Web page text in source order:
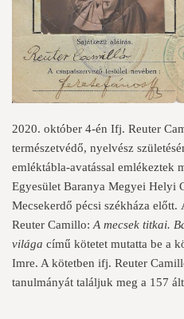
2020. október 4-én Ifj. Reuter
természetvédő, nyelvész
emléktábla-avatással emlékeztek
Egyesület Baranya Megyei Helyi
Mecsekerdő pécsi székháza előtt.
Reuter Camillo:A mecsek titkai.
világa című kötetet mutatta be a
Imre. A kötetben ifj. Reuter
tanulmányát találjuk meg a 157